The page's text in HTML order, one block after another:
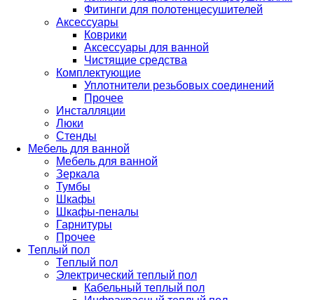
Фитинги для полотенцесушителей
Аксессуары
Коврики
Аксессуары для ванной
Чистящие средства
Комплектующие
Уплотнители резьбовых соединений
Прочее
Инсталляции
Люки
Стенды
Мебель для ванной
Мебель для ванной
Зеркала
Тумбы
Шкафы
Шкафы-пеналы
Гарнитуры
Прочее
Теплый пол
Теплый пол
Электрический теплый пол
Кабельный теплый пол